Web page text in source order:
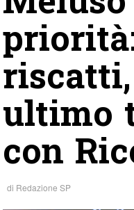
ultimo
con
di Redazione SP